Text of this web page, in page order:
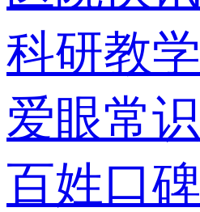
科研教学
爱眼常识
百姓口碑